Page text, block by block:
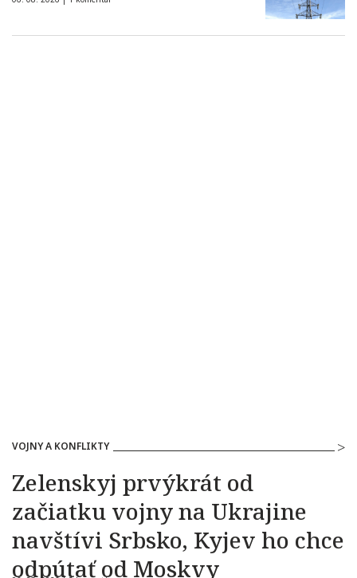
VOJNY A KONFLIKTY
Zelenskyj prvýkrát od
začiatku vojny na Ukrajine
navštívi Srbsko, Kyjev ho chce
odpútať od Moskvy